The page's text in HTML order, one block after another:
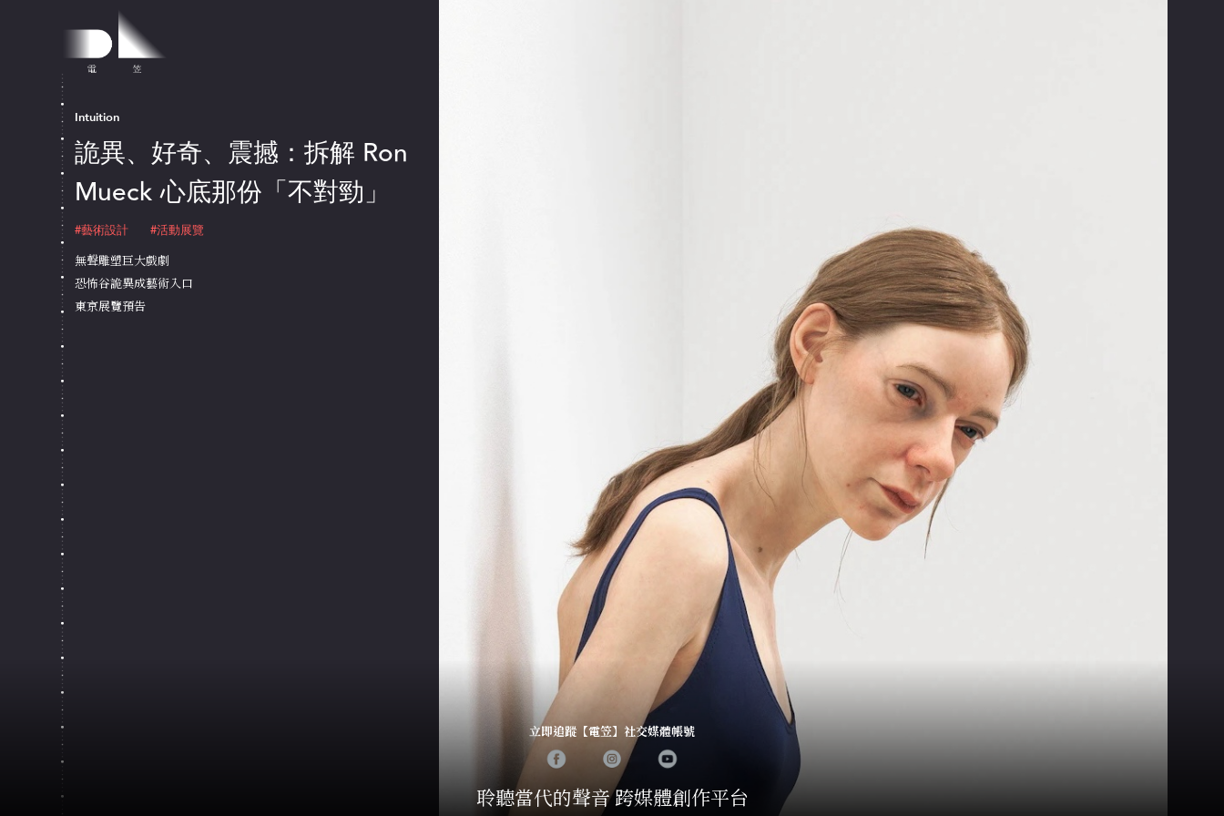
Intuition
詭異、好奇、震撼：拆解 Ron
Mueck 心底那份「不對勁」
#藝術設計 #活動展覽
無聲雕塑巨大戲劇
恐怖谷詭異成藝術入口
東京展覽預告
立即追蹤【電笠】社交媒體帳號
聆聽當代的聲音 跨媒體創作平台